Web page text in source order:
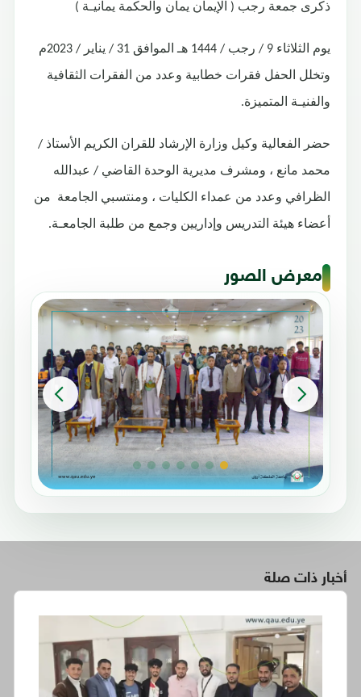
ذكرى جمعة رجب ( الإيمان يمان والحكمة يمانيـة )
يوم الثلاثاء 9 / رجب / 1444 هـ الموافق 31 / يناير / 2023م
وتخلل الحفل فقرات خطابية وعدد من الفقرات الثقافية
والفنيـة المتميزة.
حضر الفعالية وكيل وزارة الإرشاد للقران الكريم الأستاذ /
محمد مانع ، ومشرف مديرية الوحدة القاضي / عبدالله
الظرافي وعدد من عمداء الكليات ، ومنتسبي الجامعة من
أعضاء هيئة التدريس وإداريين وجمع من طلبة الجامعـة.
معرض الصور
أخبار ذات صلة